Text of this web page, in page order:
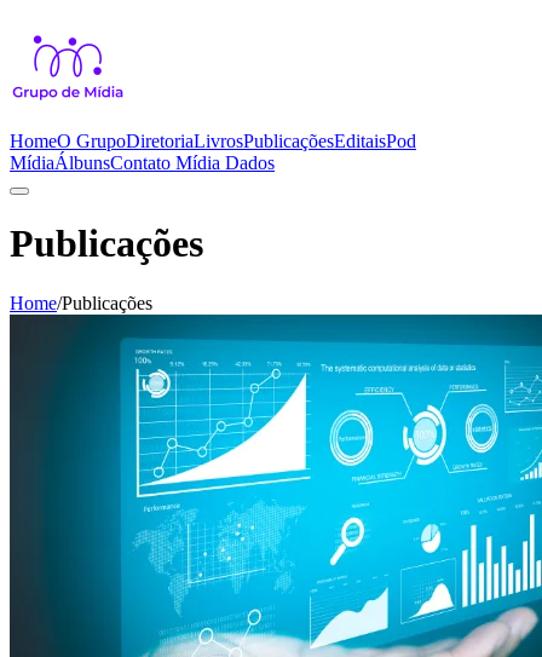
HomeO GrupoDiretoriaLivrosPublicaçõesEditaisPod
MídiaÁlbunsContato Mídia Dados
Publicações
Home/Publicações